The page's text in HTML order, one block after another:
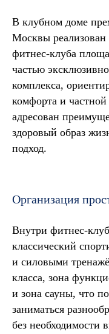
В клубном доме
Москвы реализован
фитнес‑клуба
частью
комплекса,
комфорта и
адресован
здоровый образ
подход.
Организация
Внутри
классический
и силовыми
класса, зона
и зона сауны, что
заниматься
без необходимости